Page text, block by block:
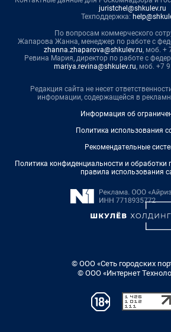
juristchel@shkulev.ru
Техподдержка:
По вопросам коммерческого
Жапарова Жанна, менеджер по работе с
zhanna.zhaparova@shkulev.ru, моб. +
Ревина Мария, директор по работе с
mariya.revina@shkulev.ru, моб. +7
Редакция сайта не несет
информации, содержащейся в
Информация об
Политика использования
Рекомендательные
Политика конфиденциальности и обработки
правила использования
© ООО «Сеть городских
© ООО «Интернет